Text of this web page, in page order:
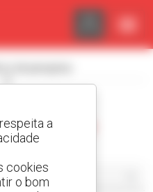
compacto
a
cookies
o bom